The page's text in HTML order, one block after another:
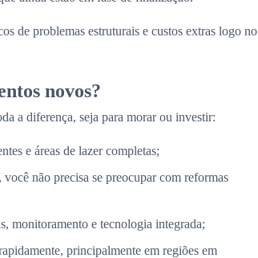
de problemas estruturais e custos extras logo no
novos?
a diferença, seja para morar ou investir:
e áreas de lazer completas;
não precisa se preocupar com reformas
monitoramento e tecnologia integrada;
principalmente em regiões em